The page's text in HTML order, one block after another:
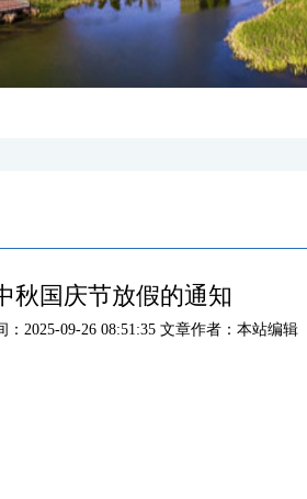
秋国庆节放假的通知
：2025-09-26 08:51:35 文章作者：本站编辑